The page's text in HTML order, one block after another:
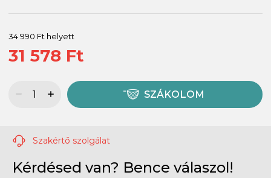
34 990 Ft helyett
31 578 Ft
SZÁKOLOM
Szakértő szolgálat
Kérdésed van? Bence válaszol!